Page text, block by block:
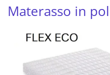
Materasso in